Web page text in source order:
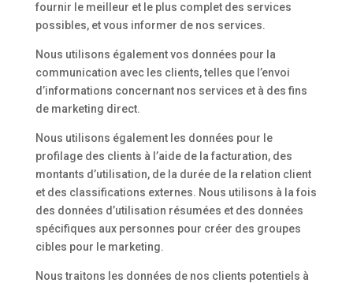
fournir le meilleur et le plus complet des services
possibles, et vous informer de nos services.
Nous utilisons également vos données pour la
communication avec les clients, telles que l’envoi
d’informations concernant nos services et à des fins
de marketing direct.
Nous utilisons également les données pour le
profilage des clients à l’aide de la facturation, des
montants d’utilisation, de la durée de la relation client
et des classifications externes. Nous utilisons à la fois
des données d’utilisation résumées et des données
spécifiques aux personnes pour créer des groupes
cibles pour le marketing.
Nous traitons les données de nos clients potentiels à